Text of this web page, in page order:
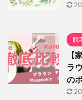
脱
【
ラ
の